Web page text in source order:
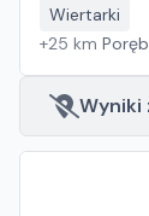
Wiertarki
+25 km
Wyniki